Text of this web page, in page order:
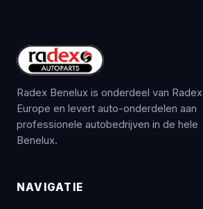
Radex Benelux is onderdeel van Radex
Europe en levert auto-onderdelen aan
professionele autobedrijven in de hele
Benelux.
NAVIGATIE